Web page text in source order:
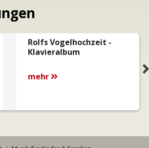
Rolfs Vogelhochzeit -
Klavieralbum
mehr